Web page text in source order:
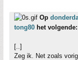
Op
tong80 het volgende:
[..]
Zeg ik. Net zoals